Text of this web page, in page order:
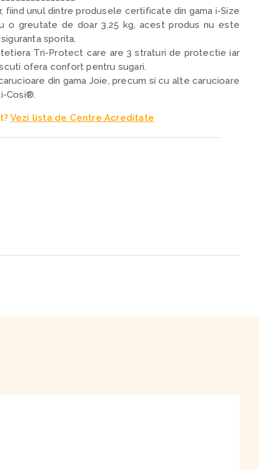
fiind unul dintre produsele certificate din gama i-Size
o greutate de doar 3.25 kg, acest produs nu este
sporita.
Tri-Protect care are 3 straturi de protectie iar
ofera confort pentru sugari.
din gama Joie, precum si cu alte carucioare
Cosi®.
Vezi lista de Centre Acreditate